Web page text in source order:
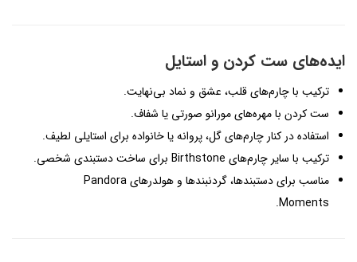
ایده‌های ست کردن و استایل
ترکیب با چارم‌های قلب، عشق و نماد بی‌نهایت.
ست کردن با مهره‌های مورانو صورتی یا شفاف.
استفاده در کنار چارم‌های گل، پروانه یا خانواده برای استایلی لطیف.
ترکیب با سایر چارم‌های Birthstone برای ساخت دستبندی شخصی.
مناسب برای دستبندها، گردنبندها و هولدرهای Pandora
Moments.